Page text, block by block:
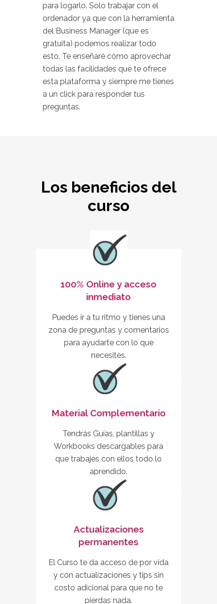
para logarlo. Solo trabajar con el
ordenador ya que con la herramienta
del Business Manager (que es
gratuita) podemos realizar todo
esto. Te enseñaré cómo aprovechar
todas las facilidades que te ofrece
esta plataforma y siempre me tienes
a un click para responder tus
preguntas.
Los beneficios del
curso
100% Online y acceso
inmediato
Puedes ir a tu ritmo y tienes una
zona de preguntas y comentarios
para ayudarte con lo que
necesites.
Material Complementario
Tendrás Guías, plantillas y
Workbooks descargables para
que trabajes con ellos todo lo
aprendido.
Actualizaciones
permanentes
El Curso te da acceso de por vida
y con actualizaciones y tips sin
costo adicional para que no te
pierdas nada.